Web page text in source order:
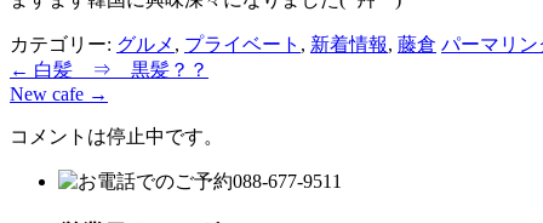
カテゴリー: グルメ , プライベート , 新着情報, 藤倉 パーマリン
← 白髪 ⇒ 黒髪？？
New cafe →
コメントは停止中です。